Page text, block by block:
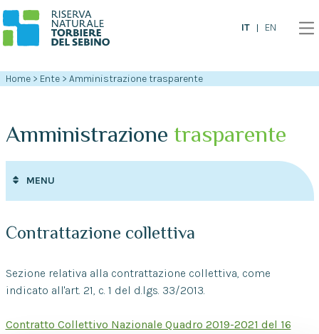
IT EN
Home > Ente > Amministrazione trasparente
Amministrazione trasparente
MENU
Contrattazione collettiva
Sezione relativa alla contrattazione collettiva, come
indicato all'art. 21, c. 1 del d.lgs. 33/2013.
Contratto Collettivo Nazionale Quadro 2019-2021 del 16